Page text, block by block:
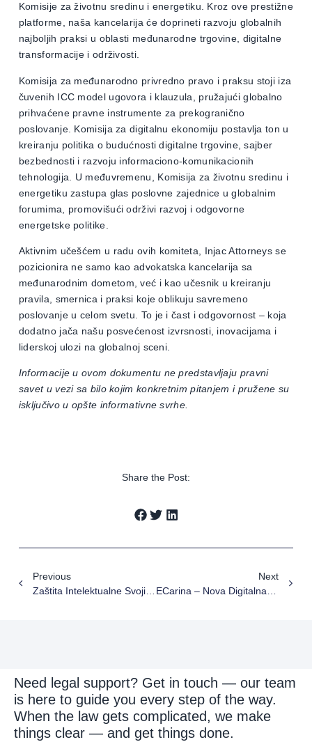
Komisije za životnu sredinu i energetiku. Kroz ove prestižne
platforme, naša kancelarija će doprineti razvoju globalnih
najboljih praksi u oblasti međunarodne trgovine, digitalne
transformacije i održivosti.
Komisija za međunarodno privredno pravo i praksu stoji iza
čuvenih ICC model ugovora i klauzula, pružajući globalno
prihvaćene pravne instrumente za prekogranično
poslovanje. Komisija za digitalnu ekonomiju postavlja ton u
kreiranju politika o budućnosti digitalne trgovine, sajber
bezbednosti i razvoju informaciono-komunikacionih
tehnologija. U međuvremenu, Komisija za životnu sredinu i
energetiku zastupa glas poslovne zajednice u globalnim
forumima, promovišući održivi razvoj i odgovorne
energetske politike.
Aktivnim učešćem u radu ovih komiteta, Injac Attorneys se
pozicionira ne samo kao advokatska kancelarija sa
međunarodnim dometom, već i kao učesnik u kreiranju
pravila, smernica i praksi koje oblikuju savremeno
poslovanje u celom svetu. To je i čast i odgovornost – koja
dodatno jača našu posvećenost izvrsnosti, inovacijama i
liderskoj ulozi na globalnoj sceni.
Informacije u ovom dokumentu ne predstavljaju pravni
savet u vezi sa bilo kojim konkretnim pitanjem i pružene su
isključivo u opšte informativne svrhe.
Share the Post:
Previous
Zaštita Intelektualne Svojine U Gejming Industriji – Autorska Prava Na Skinove, Likove I Druge Dizajnirane Elemente U Video Igrama
Next
Need legal support? Get in touch — our team
is here to guide you every step of the way.
When the law gets complicated, we make
things clear — and get things done.